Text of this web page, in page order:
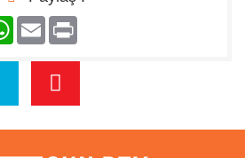
WhatsApp
Email